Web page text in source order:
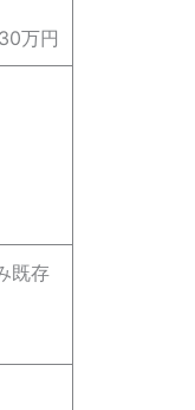
万円
既存